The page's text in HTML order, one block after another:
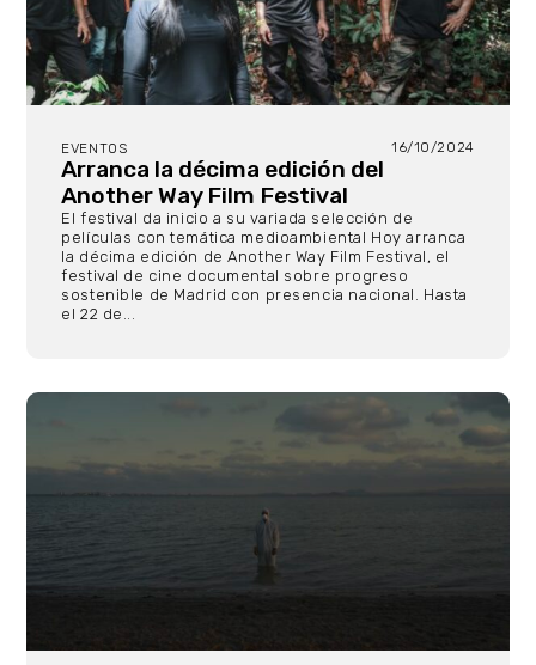
EVENTOS 16/10/2024
Arranca la décima edición del
Another Way Film Festival
El festival da inicio a su variada selección de
películas con temática medioambiental Hoy arranca
la décima edición de Another Way Film Festival, el
festival de cine documental sobre progreso
sostenible de Madrid con presencia nacional. Hasta
el 22 de...